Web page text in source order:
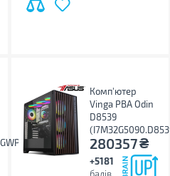
Комп'ютер
Vinga PBA Odin
D8539
280357₴
+5181